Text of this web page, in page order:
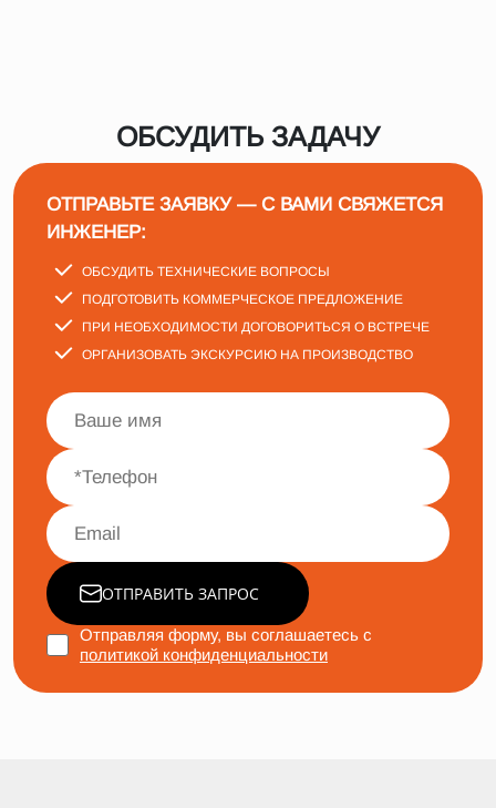
ОБСУДИТЬ ЗАДАЧУ
ОТПРАВЬТЕ ЗАЯВКУ — С ВАМИ СВЯЖЕТСЯ
ИНЖЕНЕР:
ОБСУДИТЬ ТЕХНИЧЕСКИЕ ВОПРОСЫ
ПОДГОТОВИТЬ КОММЕРЧЕСКОЕ ПРЕДЛОЖЕНИЕ
ПРИ НЕОБХОДИМОСТИ ДОГОВОРИТЬСЯ О ВСТРЕЧЕ
ОРГАНИЗОВАТЬ ЭКСКУРСИЮ НА ПРОИЗВОДСТВО
ОТПРАВИТЬ ЗАПРОС
Отправляя форму, вы соглашаетесь с
политикой конфиденциальности